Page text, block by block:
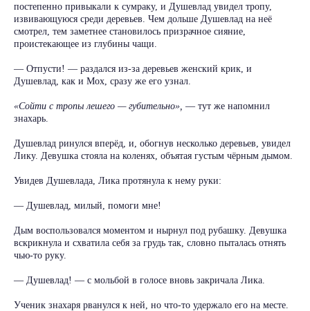
постепенно привыкали к сумраку, и Душевлад увидел тропу,
извивающуюся среди деревьев. Чем дольше Душевлад на неё
смотрел, тем заметнее становилось призрачное сияние,
проистекающее из глубины чащи.
— Отпусти! — раздался из-за деревьев женский крик, и
Душевлад, как и Мох, сразу же его узнал.
«Сойти с тропы лешего — губительно», — тут же напомнил
знахарь.
Душевлад ринулся вперёд, и, обогнув несколько деревьев, увидел
Лику. Девушка стояла на коленях, объятая густым чёрным дымом.
Увидев Душевлада, Лика протянула к нему руки:
— Душевлад, милый, помоги мне!
Дым воспользовался моментом и нырнул под рубашку. Девушка
вскрикнула и схватила себя за грудь так, словно пыталась отнять
чью-то руку.
— Душевлад! — с мольбой в голосе вновь закричала Лика.
Ученик знахаря рванулся к ней, но что-то удержало его на месте.